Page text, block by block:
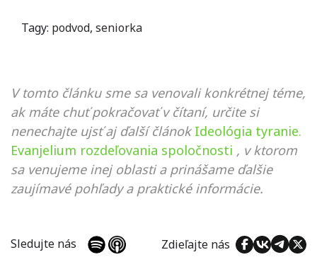
Tagy: podvod, seniorka
V tomto článku sme sa venovali konkrétnej téme,
ak máte chuť pokračovať v čítaní, určite si
nenechajte ujsť aj ďalší článok Ideológia tyranie.
Evanjelium rozdeľovania spoločnosti , v ktorom
sa venujeme inej oblasti a prinášame ďalšie
zaujímavé pohľady a praktické informácie.
Sledujte nás Zdieľajte nás